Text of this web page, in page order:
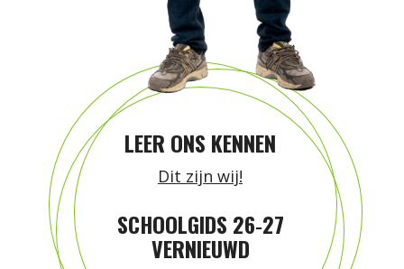
LEER ONS KENNEN
Dit zijn wij!
SCHOOLGIDS 26‑27
VERNIEUWD